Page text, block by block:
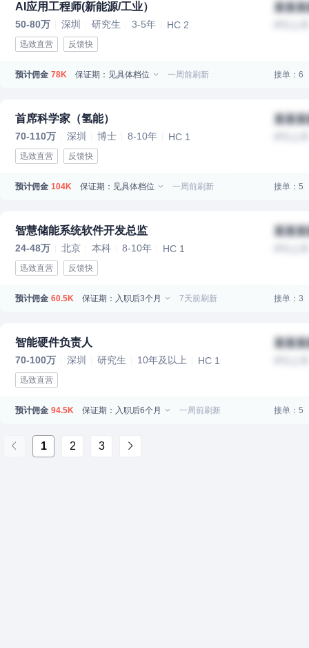
AI应用工程师(新能源/工业）
50-80万 深圳 研究生 3-5年 HC 2
迅致直营 反馈快
某某
预计佣金 78K 保证期：见具体档位 一周前刷新 接单：6
首席科学家（氢能）
70-110万 深圳 博士 8-10年 HC 1
迅致直营 反馈快
某某
预计佣金 104K 保证期：见具体档位 一周前刷新 接单：5
智慧储能系统软件开发总监
24-48万 北京 本科 8-10年 HC 1
迅致直营 反馈快
某某
预计佣金 60.5K 保证期：入职后3个月 7天前刷新 接单：3
智能硬件负责人
70-100万 深圳 研究生 10年及以上 HC 1
迅致直营
某某
预计佣金 94.5K 保证期：入职后6个月 一周前刷新 接单：5
1 2 3